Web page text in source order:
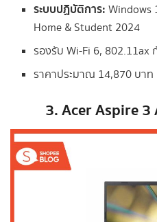
ระบบปฏิบัติการ: Windows
Home & Student 2024
รองรับ Wi-Fi 6, 802.11ax
ราคาประมาณ 14,870 บาท
3. Acer Aspire